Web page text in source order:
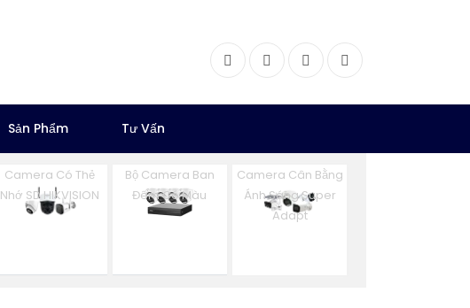
FacebookTwitter InstagramDribbble
Sản Phẩm Tư Vấn
Camera Có Thẻ
Nhớ SD HIKVISION
Bộ Camera Ban
Đêm Có Màu
Camera Cân Bằng
Ánh Sáng Super
Adapt